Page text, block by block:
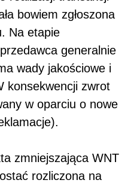
bowiem zgłoszona
Na etapie
generalnie
wady jakościowe i
konsekwencji zwrot
w oparciu o nowe
zmniejszająca WNT
rozliczona na